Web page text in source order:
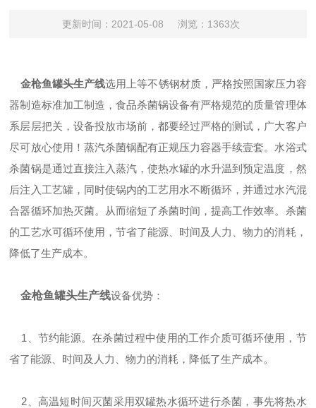
更新时间：2021-05-08 浏览：1363次
金枪鱼罐头生产线选用上等不锈钢材质，严格按照国家压力容
器制造标准加工制造，食品杀菌锅设备有严格规范的质量管理体
系层层把关，设备投放市场前，都要经过严格的测试，广大客户
尽可放心使用！蒸汽杀菌锅配有正规压力容器手续壹套。水浴式
杀菌锅是通过直接注入蒸汽，使热水罐的水升温到预定温度，然
后注入工艺罐，同时使锅内的工艺用水不断循环，并通过水汽混
合器循环加热灭菌。从而缩短了杀菌时间，提高工作效率。杀菌
的工艺水可循环使用，节省了能源、时间及人力、物力的消耗，
降低了生产成本。
金枪鱼罐头生产线设备优势：
1、节约能源。在杀菌过程中使用的工作介质可循环使用，节
省了能源、时间及人力、物力的消耗，降低了生产成本。
2、高温短时间灭菌采用双罐热水循环进行杀菌，事先将热水